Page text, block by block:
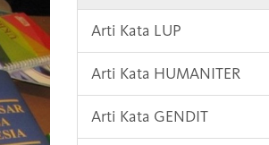
Arti Kata LUP
Arti Kata HUMANITER
Arti Kata GENDIT